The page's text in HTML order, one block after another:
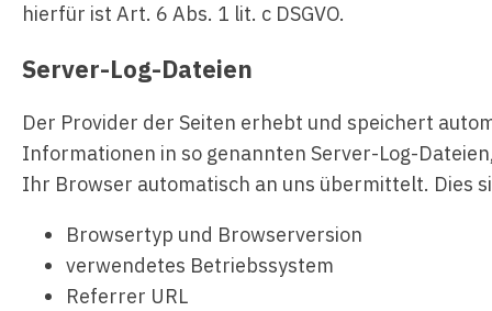
hierfür ist Art. 6 Abs. 1 lit. c DSGVO.
Server-Log-Dateien
Der Provider der Seiten erhebt und speichert
Informationen in so genannten Server-Log-
Ihr Browser automatisch an uns übermittelt. Dies
Browsertyp und Browserversion
verwendetes Betriebssystem
Referrer URL